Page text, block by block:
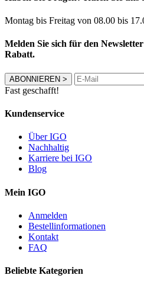
Montag bis Freitag von 08.00 bis
Melden Sie sich für den
Rabatt.
ABONNIEREN >
Fast geschafft!
Kundenservice
Über IGO
Nachhaltig
Karriere bei IGO
Blog
Mein IGO
Anmelden
Bestellinformationen
Kontakt
FAQ
Beliebte Kategorien